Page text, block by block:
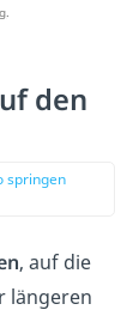
.
den
springen
, auf die
längeren